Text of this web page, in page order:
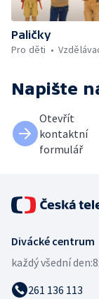
Paličky
Pro děti
Napište
Otevřít
kontaktní
formulář
Divácké centrum
každý všední den:
261 136 113